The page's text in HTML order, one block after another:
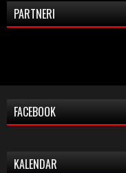
PARTNERI
FACEBOOK
KALENDAR